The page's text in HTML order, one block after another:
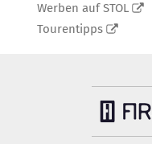
Werben auf STOL
Tourentipps